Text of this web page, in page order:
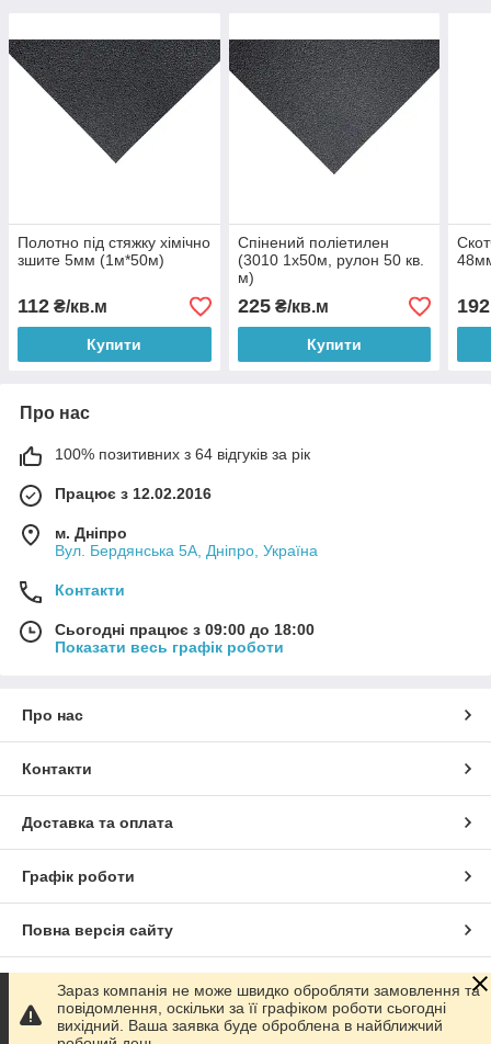
Полотно під стяжку хімічно
зшите 5мм (1м*50м)
112 ₴/кв.м
Купити
Спінений поліетилен
(3010 1х50м, рулон 50 кв.
м)
225₴/кв.м
Купити
192
Про нас
100% позитивних з 64 відгуків за рік
Працює з 12.02.2016
м. Дніпро
Вул. Бердянська 5А, Дніпро, Україна
Контакти
Сьогодні працює з 09:00 до 18:00
Показати весь графік роботи
Про нас
Контакти
Доставка та оплата
Графік роботи
Повна версія сайту
Сайт створено на маркетплейсіProm.ua
Політика конфіденційності
Зараз компанія не може швидко обробляти замовлення та
повідомлення, оскільки за її графіком роботи сьогодні
вихідний. Ваша заявка буде оброблена в найближчий